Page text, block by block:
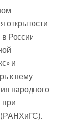
открытости
России
и
к нему
народного
при
(РАНХиГС).